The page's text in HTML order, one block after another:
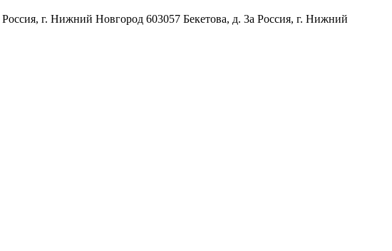
Россия, г. Нижний Новгород 603057 Бекетова, д. 3а Россия, г. Нижний